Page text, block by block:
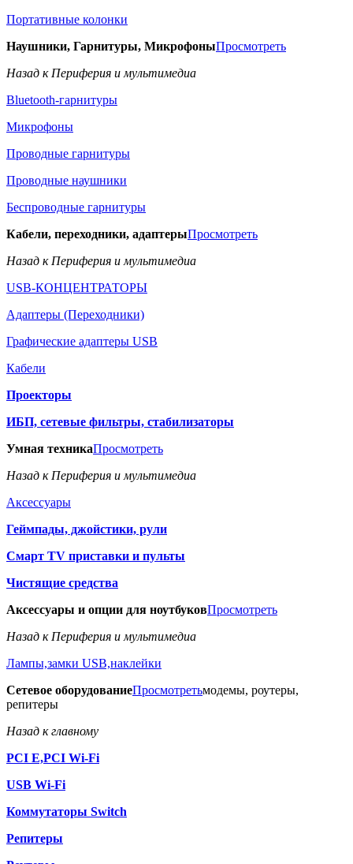
Портативные колонки
Наушники, Гарнитуры, МикрофоныПросмотреть
Назад к Периферия и мультимедиа
Bluetooth-гарнитуры
Микрофоны
Проводные гарнитуры
Проводные наушники
Беспроводные гарнитуры
Кабели, переходники, адаптерыПросмотреть
Назад к Периферия и мультимедиа
USB-КОНЦЕНТРАТОРЫ
Адаптеры (Переходники)
Графические адаптеры USB
Кабели
Проекторы
ИБП, сетевые фильтры, стабилизаторы
Умная техникаПросмотреть
Назад к Периферия и мультимедиа
Аксессуары
Геймпады, джойстики, рули
Смарт TV приставки и пульты
Чистящие средства
Аксессуары и опции для ноутбуковПросмотреть
Назад к Периферия и мультимедиа
Лампы,замки USB,наклейки
Сетевое оборудованиеПросмотретьмодемы, роутеры,
репитеры
Назад к главному
PCI E,PCI Wi-Fi
USB Wi-Fi
Коммутаторы Switch
Репитеры